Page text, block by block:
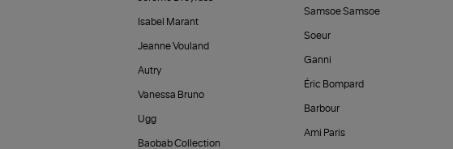
Isabel Marant
Jeanne Vouland
Autry
Vanessa Bruno
Ugg
Baobab Collection
Samsoe Samsoe
Soeur
Ganni
Éric Bompard
Barbour
Ami Paris